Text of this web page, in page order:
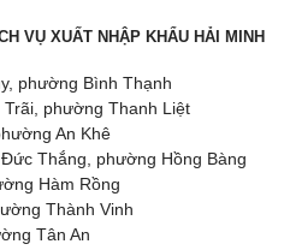
VỤ XUẤT NHẬP KHẨU HẢI MINH
phường Bình Thạnh
phường Thanh Liệt
An Khê
Thắng, phường Hồng Bàng
Hàm Rồng
Thành Vinh
Tân An